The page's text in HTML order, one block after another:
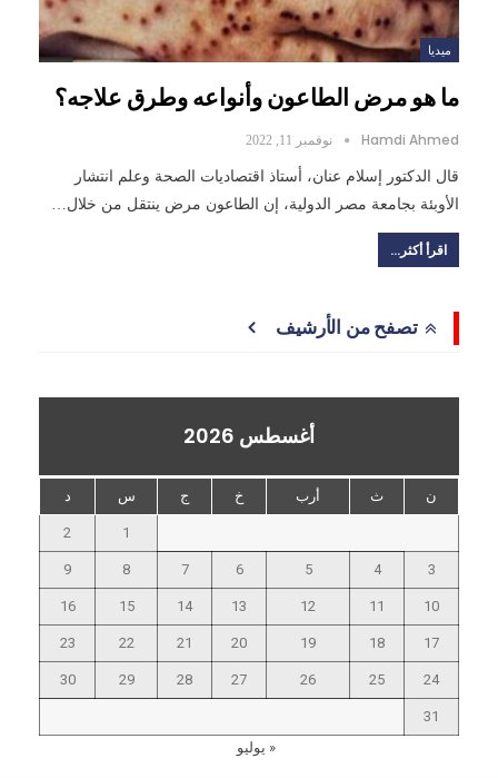
ميديا
ما هو مرض الطاعون وأنواعه وطرق علاجه؟
Hamdi Ahmed نوفمبر 11, 2022
قال الدكتور إسلام عنان، أستاذ اقتصاديات الصحة وعلم انتشار
الأوبئة بجامعة مصر الدولية، إن الطاعون مرض ينتقل من خلال…
اقرأ أكثر...
تصفح من الأرشيف
أغسطس 2026
ن ث أرب خ ج س د
1
2
3
4
5
6
7
8
9
10
11
12
13
14
15
16
17
18
19
20
21
22
23
24
25
26
27
28
29
30
31
« يوليو